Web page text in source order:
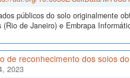
públicos do solo originalmente
(Rio de Janeiro) e Embrapa
de reconhecimento dos solos
2023